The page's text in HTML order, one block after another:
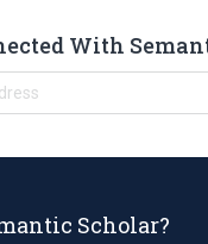
With
Scholar?